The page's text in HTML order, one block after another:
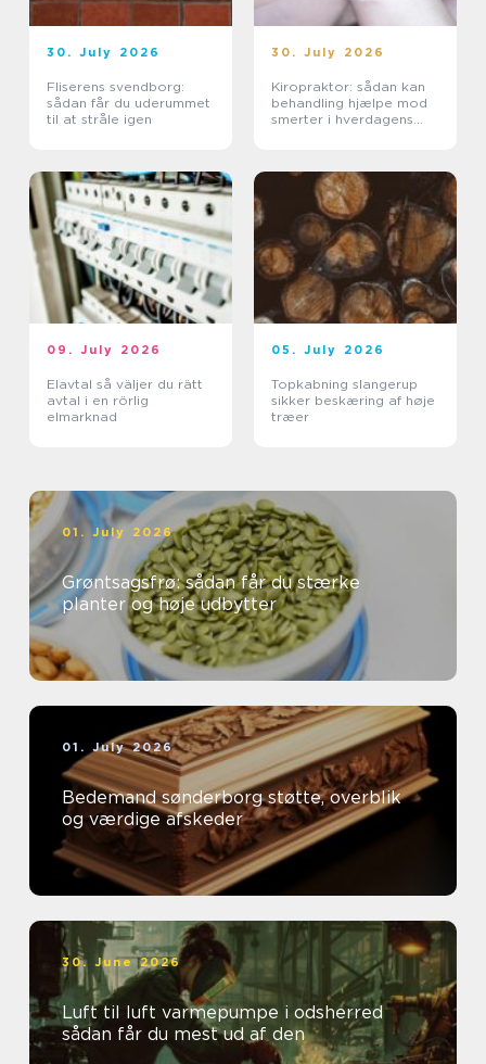
30. July 2026
Fliserens svendborg:
sådan får du uderummet
til at stråle igen
30. July 2026
Kiropraktor: sådan kan
behandling hjælpe mod
smerter i hverdagens
09. July 2026
Elavtal så väljer du rätt
avtal i en rörlig
elmarknad
05. July 2026
Topkabning slangerup
sikker beskæring af høje
træer
01. July 2026
Grøntsagsfrø: sådan får du stærke
planter og høje udbytter
01. July 2026
Bedemand sønderborg støtte, overblik
og værdige afskeder
30. June 2026
Luft til luft varmepumpe i odsherred
sådan får du mest ud af den